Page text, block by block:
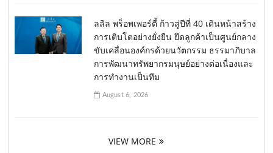
ลลิล พร็อพเพอร์ตี้ ก้าวสู่ปีที่ 40 เดินหน้าสร้าง
การเติบโตอย่างยั่งยืน ยึดลูกค้าเป็นศูนย์กลาง
ขับเคลื่อนองค์กรด้วยนวัตกรรม ธรรมาภิบาล
การพัฒนาทรัพยากรมนุษย์อย่างต่อเนื่องและ
การทำงานเป็นทีม
August 6, 2026
VIEW MORE